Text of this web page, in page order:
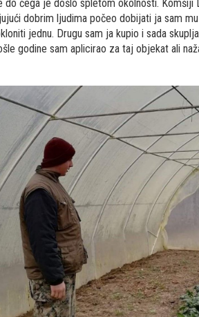
do čega je došlo spletom okolnosti. Komšiji
dobrim ljudima počeo dobijati ja sam
jednu. Drugu sam ja kupio i sada
godine sam aplicirao za taj objekat ali